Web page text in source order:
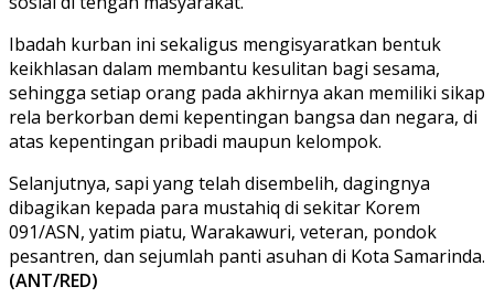
Ibadah kurban ini sekaligus mengisyaratkan bentuk
keikhlasan dalam membantu kesulitan bagi sesama,
sehingga setiap orang pada akhirnya akan memiliki sikap
rela berkorban demi kepentingan bangsa dan negara, di
atas kepentingan pribadi maupun kelompok.
Selanjutnya, sapi yang telah disembelih, dagingnya
dibagikan kepada para mustahiq di sekitar Korem
091/ASN, yatim piatu, Warakawuri, veteran, pondok
pesantren, dan sejumlah panti asuhan di Kota Samarinda.
(ANT/RED)